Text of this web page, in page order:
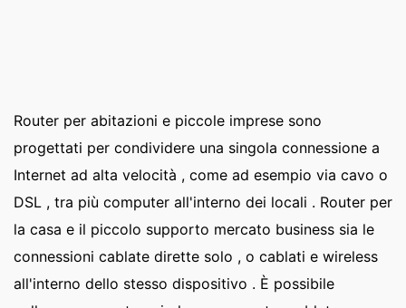
Router per abitazioni e piccole imprese sono
progettati per condividere una singola connessione a
Internet ad alta velocità , come ad esempio via cavo o
DSL , tra più computer all'interno dei locali . Router per
la casa e il piccolo supporto mercato business sia le
connessioni cablate dirette solo , o cablati e wireless
all'interno dello stesso dispositivo . È possibile